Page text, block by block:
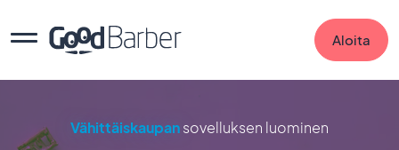
Aloita
Vähittäiskaupansovelluksen luominen